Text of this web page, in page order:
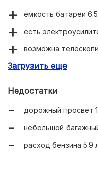
емкость батареи
есть
возможна
в салоне
Загрузить еще
Недостатки
дорожный просвет
небольшой
расход бензина 5.9